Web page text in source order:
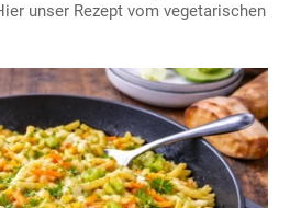
unser Rezept vom vegetarischen